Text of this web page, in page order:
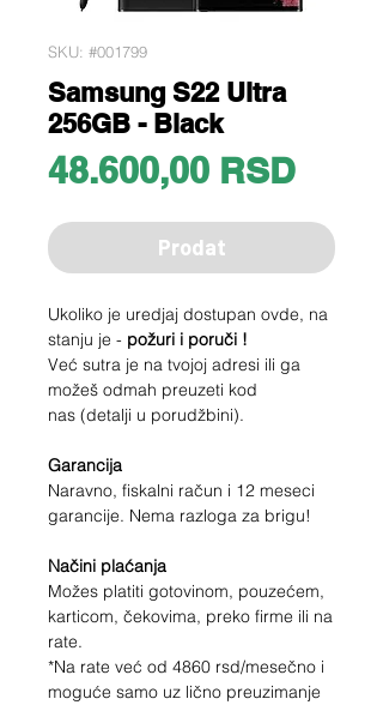
SKU: #001799
Samsung S22 Ultra
256GB - Black
48.600,00 RSDPrice
Prodat
Ukoliko je uredjaj dostupan ovde, na
stanju je - požuri i poruči !
Već sutra je na tvojoj adresi ili ga
možeš odmah preuzeti kod
nas (detalji u porudžbini).
Garancija
Naravno, fiskalni račun i 12 meseci
garancije. Nema razloga za brigu!
Načini plaćanja
Možes platiti gotovinom, pouzećem,
karticom, čekovima, preko firme ili na
rate.
*Na rate već od 4860 rsd/mesečno i
moguće samo uz lično preuzimanje